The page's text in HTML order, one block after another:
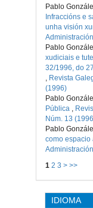
Pablo
Infraccións e
unha visión
Pablo
xudiciais e
32/1996, do
Revista
(1996)
Pablo
Pública
Núm. 13
Pablo
como espacio
1 2 3 > >>
IDIOMA